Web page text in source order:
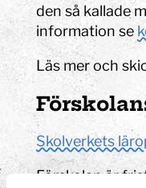
den så kallade
information se
Läs mer och
Skolverkets
Förskolan är